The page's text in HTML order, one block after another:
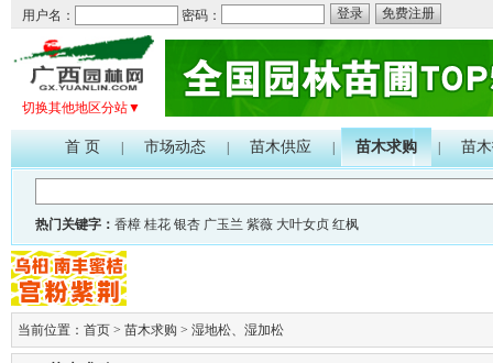
用户名： 密码： 登录 免费注册
切换其他地区分站▼
首 页 市场动态 苗木供应 苗木求购 苗
热门关键字： 香樟 桂花 银杏 广玉兰 紫薇 大叶女贞 红枫
当前位置： 首页 > 苗木求购 > 湿地松、湿加松